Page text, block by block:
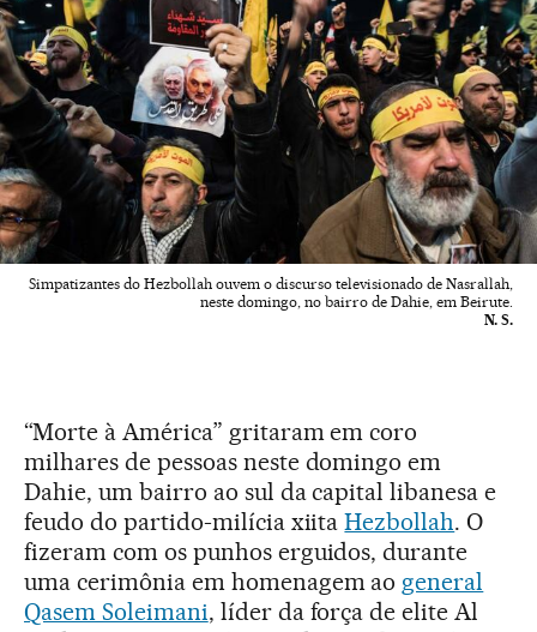
Simpatizantes do Hezbollah ouvem o discurso televisionado de Nasrallah,
neste domingo, no bairro de Dahie, em Beirute.
N. S.
“Morte à América” gritaram em coro
milhares de pessoas neste domingo em
Dahie, um bairro ao sul da capital libanesa e
feudo do partido-milícia xiitaHezbollah. O
fizeram com os punhos erguidos, durante
uma cerimônia em homenagem ao general
Qasem Soleimani, líder da força de elite Al